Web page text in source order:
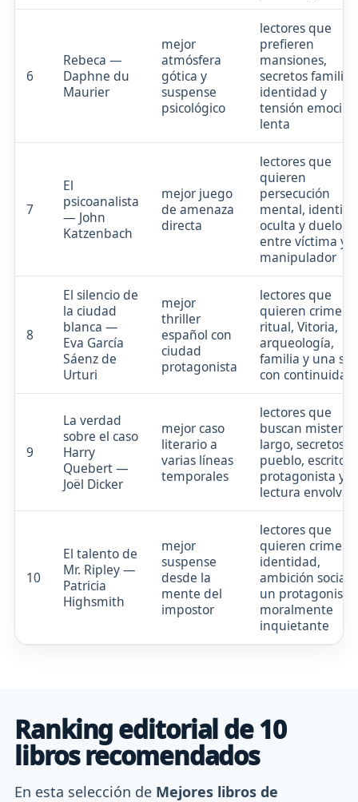
6
Rebeca —
Daphne du
Maurier
mejor
atmósfera
gótica y
suspense
psicológico
lectores que
prefieren
mansiones,
secretos
identidad y
tensión
lenta
7
El
psicoanalista
— John
Katzenbach
mejor juego
de amenaza
directa
lectores que
quieren
persecución
mental,
oculta y duelo
entre víctima y
manipulador
8
El silencio de
la ciudad
blanca —
Eva García
Sáenz de
Urturi
mejor
thriller
español con
ciudad
protagonista
lectores que
quieren crimen
ritual, Vitoria,
arqueología,
familia y una
con continuidad
9
La verdad
sobre el caso
Harry
Quebert —
Joël Dicker
mejor caso
literario a
varias líneas
temporales
lectores que
buscan misterio
largo, secretos
pueblo, escritor
protagonista y
lectura
10
El talento de
Mr. Ripley —
Patricia
Highsmith
mejor
suspense
desde la
mente del
impostor
lectores que
quieren crimen,
identidad,
ambición social y
un protagonista
moralmente
inquietante
Ranking editorial de 10
libros recomendados
En esta selección de Mejores libros de